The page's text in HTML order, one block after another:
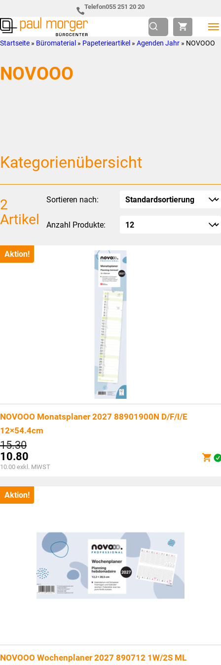
Hauptnavigation
springen
to
main
Telefon055 251 20 20
Paul
AG
Bürocenter
so
wie
Sie
Startseite » Büromaterial » Papeterieartikel » Agenden Jahr » NOVOOO
NOVOOO
Kategorienübersicht
2
Artikel
Sortieren nach:
Anzahl Produkte:
Aktion!
NOVOOO Monatsplaner 2027 88901900N D/F/I/E
12×54.4cm
15.30Ursprünglicher
Preis
war:
CHF15.30
10.80
Aktueller
ist:
CHF10.80.
10.00 exkl. MWST
Aktion!
NOVOOO Wochenplaner 2027 890712 1W/2S ML